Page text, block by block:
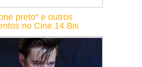
preto" e outros
no Cine 14 Bis